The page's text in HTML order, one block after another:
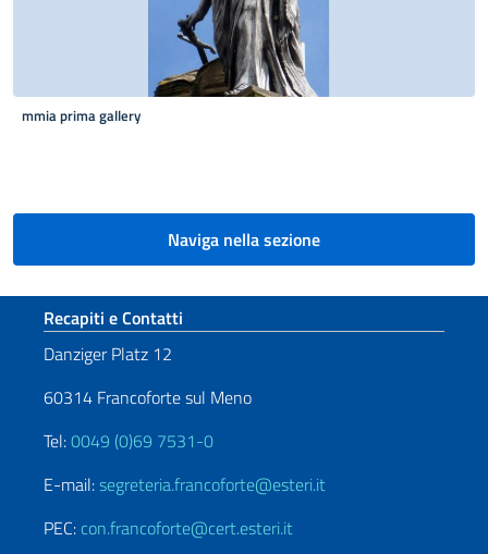
mmia prima gallery
Naviga nella sezione
Sezione footer
Recapiti e Contatti
Danziger Platz 12
60314 Francoforte sul Meno
Tel:0049 (0)69 7531-0
E-mail:segreteria.francoforte@esteri.it
PEC: con.francoforte@cert.esteri.it